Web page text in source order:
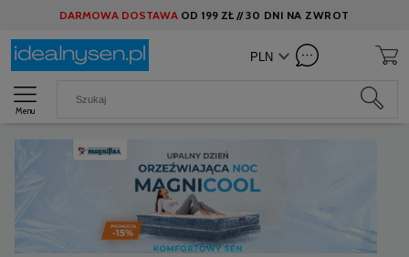
DARMOWA DOSTAWA OD 199 ZŁ //30 DNI NA ZWROT
Menu